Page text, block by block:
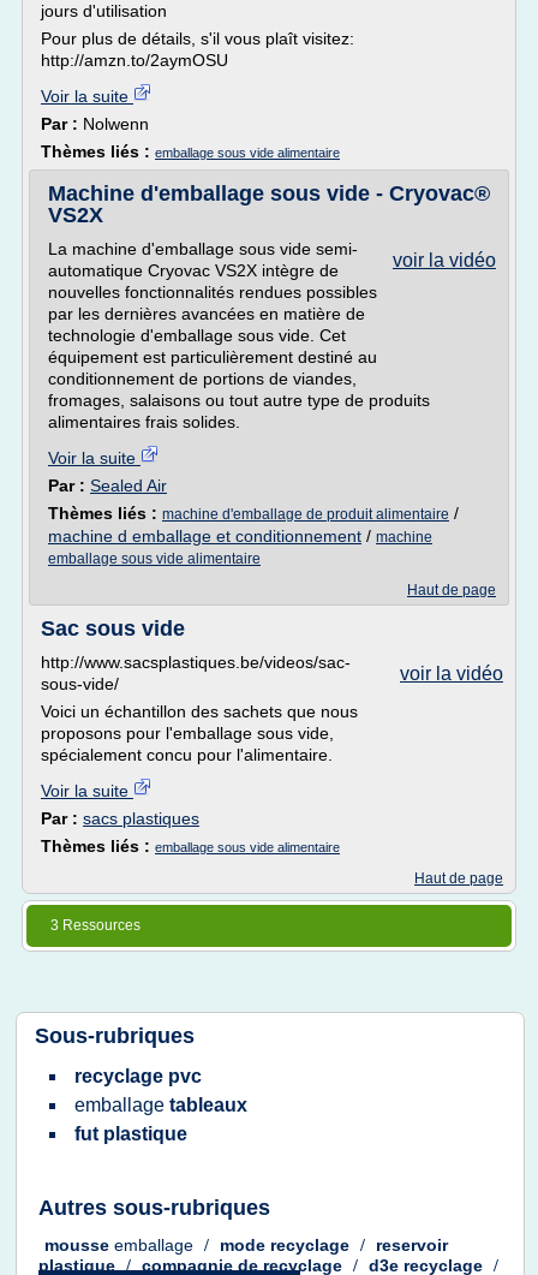
jours d'utilisation
Pour plus de détails, s'il vous plaît visitez:
http://amzn.to/2aymOSU
Voir la suite
Par : Nolwenn
Thèmes liés : emballage sous vide alimentaire
Machine d'emballage sous vide - Cryovac®
VS2X
voir la vidéo
La machine d'emballage sous vide semi-
automatique Cryovac VS2X intègre de
nouvelles fonctionnalités rendues possibles
par les dernières avancées en matière de
technologie d'emballage sous vide. Cet
équipement est particulièrement destiné au
conditionnement de portions de viandes,
fromages, salaisons ou tout autre type de produits
alimentaires frais solides.
Voir la suite
Par : Sealed Air
Thèmes liés : machine d'emballage de produit alimentaire /
machine d emballage et conditionnement / machine
emballage sous vide alimentaire
Haut de page
Sac sous vide
voir la vidéo
http://www.sacsplastiques.be/videos/sac-
sous-vide/
Voici un échantillon des sachets que nous
proposons pour l'emballage sous vide,
spécialement concu pour l'alimentaire.
Voir la suite
Par : sacs plastiques
Thèmes liés : emballage sous vide alimentaire
Haut de page
3 Ressources
Sous-rubriques
recyclage pvc
emballage tableaux
fut plastique
Autres sous-rubriques
mousse emballage / mode recyclage /
reservoir
plastique / compagniederecyclage / d3e recyclage /